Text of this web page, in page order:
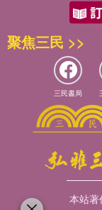
聚焦三民 >>
三民書局
本站著